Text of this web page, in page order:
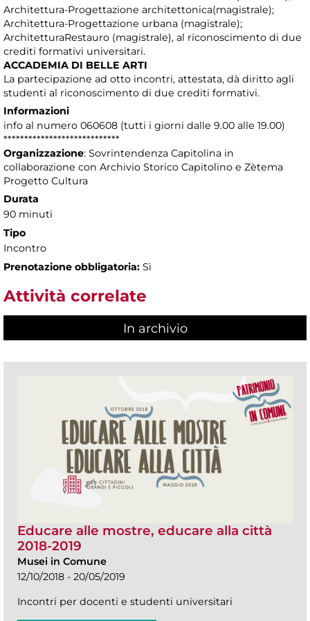
Architettura-Progettazione architettonica(magistrale);
Architettura-Progettazione urbana (magistrale);
ArchitetturaRestauro (magistrale), al riconoscimento di due
crediti formativi universitari.
ACCADEMIA DI BELLE ARTI
La partecipazione ad otto incontri, attestata, dà diritto agli
studenti al riconoscimento di due crediti formativi.
Informazioni
info al numero 060608 (tutti i giorni dalle 9.00 alle 19.00)
****************************
Organizzazione: Sovrintendenza Capitolina in
collaborazione con Archivio Storico Capitolino e Zètema
Progetto Cultura
Durata
90 minuti
Tipo
Incontro
Prenotazione obbligatoria: Sì
Attività correlate
In archivio
Educare alle mostre, educare alla città
2018-2019
Musei in Comune
12/10/2018 - 20/05/2019
Incontri per docenti e studenti universitari